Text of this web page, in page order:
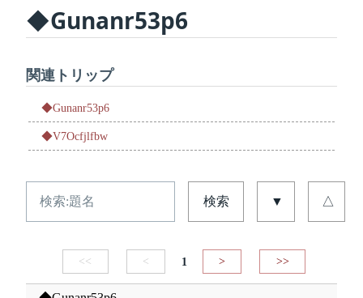
◆Gunanr53p6
関連トリップ
◆Gunanr53p6
◆V7Ocfjlfbw
検索 ▼ △
<< < 1 > >>